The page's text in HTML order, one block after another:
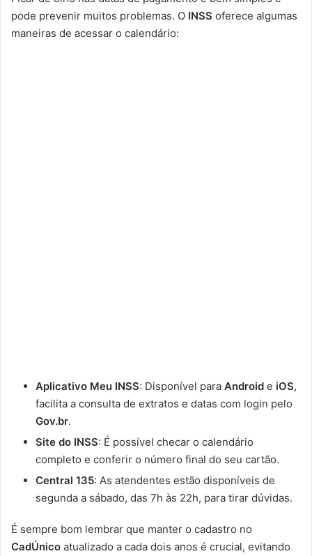
pode prevenir muitos problemas. O INSS oferece algumas
maneiras de acessar o calendário:
Aplicativo Meu INSS: Disponível para Android e iOS,
facilita a consulta de extratos e datas com login pelo
Gov.br.
Site do INSS: É possível checar o calendário
completo e conferir o número final do seu cartão.
Central 135: As atendentes estão disponíveis de
segunda a sábado, das 7h às 22h, para tirar dúvidas.
É sempre bom lembrar que manter o cadastro no
CadÚnico atualizado a cada dois anos é crucial, evitando